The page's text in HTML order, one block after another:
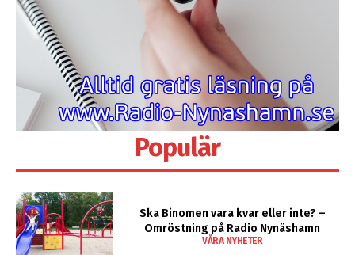
Populär
Ska Binomen vara kvar eller inte? –
Omröstning på Radio Nynäshamn
VÅRA NYHETER